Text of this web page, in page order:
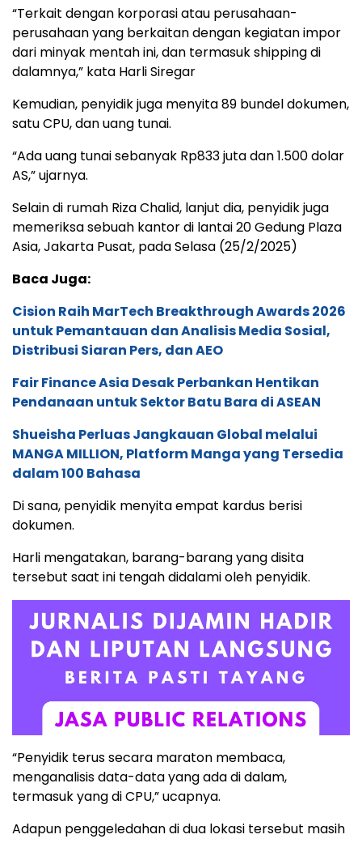
“Terkait dengan korporasi atau perusahaan-
perusahaan yang berkaitan dengan kegiatan impor
dari minyak mentah ini, dan termasuk shipping di
dalamnya,” kata Harli Siregar
Kemudian, penyidik juga menyita 89 bundel dokumen,
satu CPU, dan uang tunai.
“Ada uang tunai sebanyak Rp833 juta dan 1.500 dolar
AS,” ujarnya.
Selain di rumah Riza Chalid, lanjut dia, penyidik juga
memeriksa sebuah kantor di lantai 20 Gedung Plaza
Asia, Jakarta Pusat, pada Selasa (25/2/2025)
Baca Juga:
Cision Raih MarTech Breakthrough Awards 2026
untuk Pemantauan dan Analisis Media Sosial,
Distribusi Siaran Pers, dan AEO
Fair Finance Asia Desak Perbankan Hentikan
Pendanaan untuk Sektor Batu Bara di ASEAN
Shueisha Perluas Jangkauan Global melalui
MANGA MILLION, Platform Manga yang Tersedia
dalam 100 Bahasa
Di sana, penyidik menyita empat kardus berisi
dokumen.
Harli mengatakan, barang-barang yang disita
tersebut saat ini tengah didalami oleh penyidik.
“Penyidik terus secara maraton membaca,
menganalisis data-data yang ada di dalam,
termasuk yang di CPU,” ucapnya.
Adapun penggeledahan di dua lokasi tersebut masih